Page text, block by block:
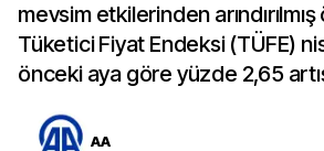
mevsim etkilerinden
Tüketici Fiyat Endeksi (TÜFE)
önceki aya göre yüzde 2,65
AA